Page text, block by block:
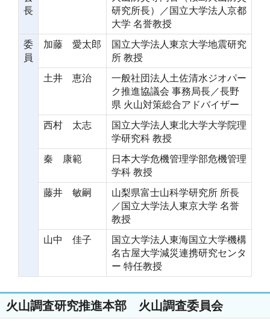
長
研究所長）／国立大学法人京都
大学 名誉教授
委
員
加藤 愛太郎
国立大学法人東京大学地震研究
所 教授
土井 恵治
一般社団法人土佐清水ジオパー
ク推進協議会 事務局長／長野
県 火山対策総合アドバイザー
西村 太志
国立大学法人東北大学大学院理
学研究科 教授
秦 康範
日本大学危機管理学部危機管理
学科 教授
藤井 敏嗣
山梨県富士山科学研究所 所長
／国立大学法人東京大学 名誉
教授
山中 佳子
国立大学法人東海国立大学機構
名古屋大学減災連携研究センタ
ー 特任教授
火山調査研究推進本部 火山調査委員会